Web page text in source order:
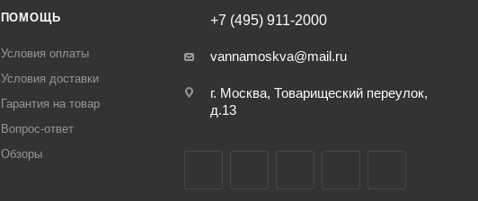
ПОМОЩЬ
Условия оплаты
Условия доставки
Гарантия на товар
Вопрос-ответ
Обзоры
+7 (495) 911-2000
vannamoskva@mail.ru
г. Москва, Товарищеский переулок,
д.13